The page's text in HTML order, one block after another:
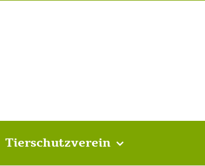
Tierschutzverein